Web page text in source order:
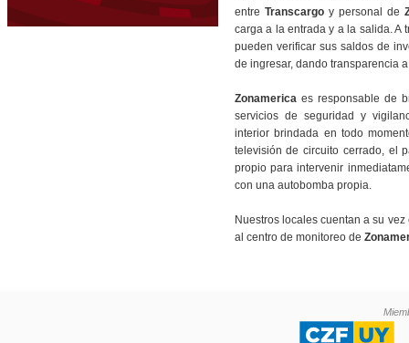
entre Transcargoy personal de
carga a la entrada y a la salida. A
pueden verificar sus saldos de
de ingresar, dando transparencia
Zonamericaes responsable de
servicios de seguridad y
interior brindada en todo
televisión de circuito cerrado, el
propio para intervenir
con una autobomba propia.
Nuestros locales cuentan a su
al centro de monitoreo de